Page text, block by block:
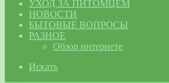
УХОД ЗА ПИТОМЦЕМ
НОВОСТИ
БЫТОВЫЕ ВОПРОСЫ
РАЗНОЕ
Обзор интернете
Искать